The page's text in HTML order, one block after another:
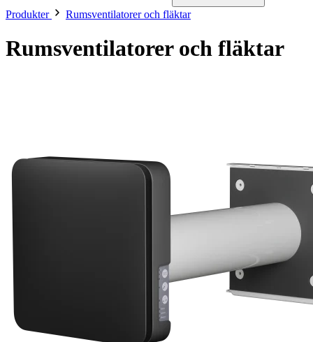
Produkter Rumsventilatorer och fläktar
Rumsventilatorer och fläktar